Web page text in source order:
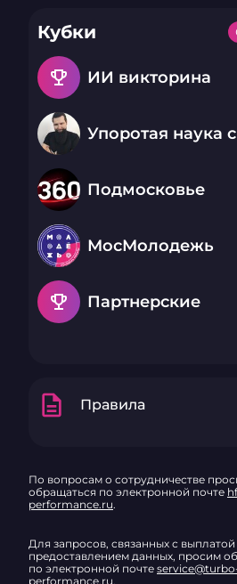
Кубки
emoji_events ИИ викторина
Подмосковье
МосМолодежь
emoji_events Партнерские
description Правила
По вопросам о сотрудничестве
обращаться по электронной почте
performance.ru.
Для запросов, связанных с
предоставлением данных, просим
по электронной почте
performance.ru.